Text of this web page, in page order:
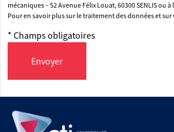
mécaniques – 52 Avenue Félix Louat, 60300 SENLIS ou à
Pour en savoir plus sur le traitement des données et
* Champs obligatoires
Envoyer